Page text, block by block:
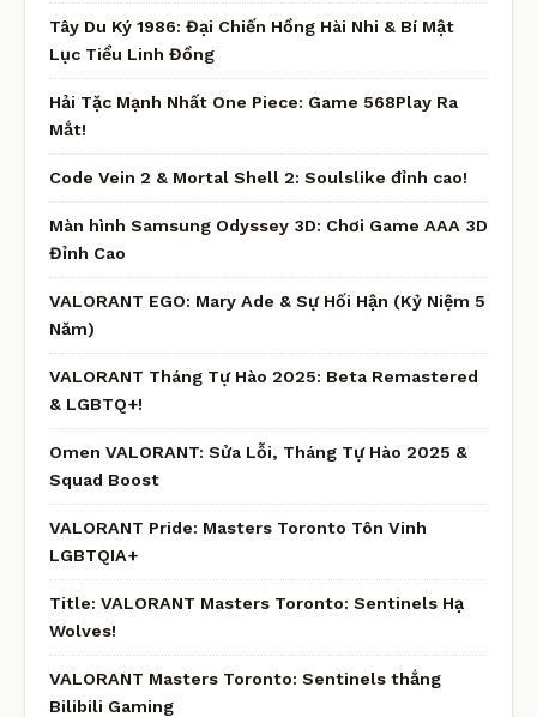
Tây Du Ký 1986: Đại Chiến Hồng Hài Nhi & Bí Mật
Lục Tiểu Linh Đồng
Hải Tặc Mạnh Nhất One Piece: Game 568Play Ra
Mắt!
Code Vein 2 & Mortal Shell 2: Soulslike đỉnh cao!
Màn hình Samsung Odyssey 3D: Chơi Game AAA 3D
Đỉnh Cao
VALORANT EGO: Mary Ade & Sự Hối Hận (Kỷ Niệm 5
Năm)
VALORANT Tháng Tự Hào 2025: Beta Remastered
& LGBTQ+!
Omen VALORANT: Sửa Lỗi, Tháng Tự Hào 2025 &
Squad Boost
VALORANT Pride: Masters Toronto Tôn Vinh
LGBTQIA+
Title: VALORANT Masters Toronto: Sentinels Hạ
Wolves!
VALORANT Masters Toronto: Sentinels thắng
Bilibili Gaming